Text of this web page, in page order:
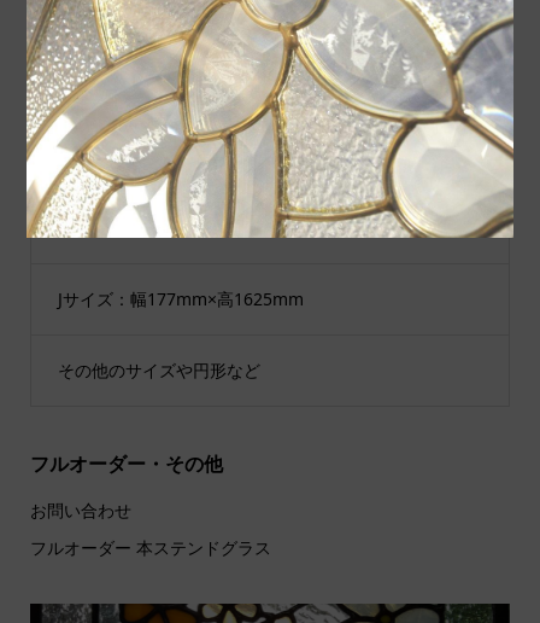
Cサイズ：幅289mm×高927mm
Dサイズ：幅200mm×高200mm
Eサイズ：幅300mm×高300mm
Gサイズ：幅177mm×高913mm
Jサイズ：幅177mm×高1625mm
その他のサイズや円形など
フルオーダー・その他
お問い合わせ
フルオーダー 本ステンドグラス